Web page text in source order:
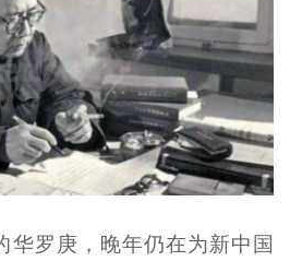
华罗庚，晚年仍在为新中国